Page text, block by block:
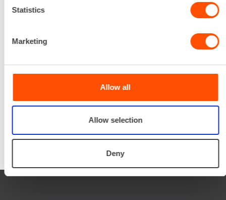
Statistics
Marketing
Allow all
Allow selection
Deny